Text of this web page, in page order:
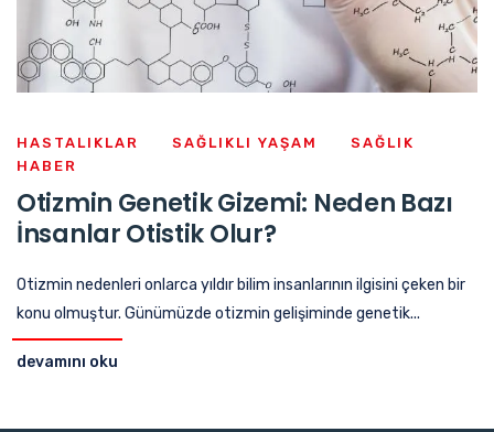
HASTALIKLAR SAĞLIKLI YAŞAM
SAĞLIK
HABER
Otizmin Genetik Gizemi: Neden Bazı
İnsanlar Otistik Olur?
Otizmin nedenleri onlarca yıldır bilim insanlarının ilgisini çeken bir
konu olmuştur. Günümüzde otizmin gelişiminde genetik...
devamını oku